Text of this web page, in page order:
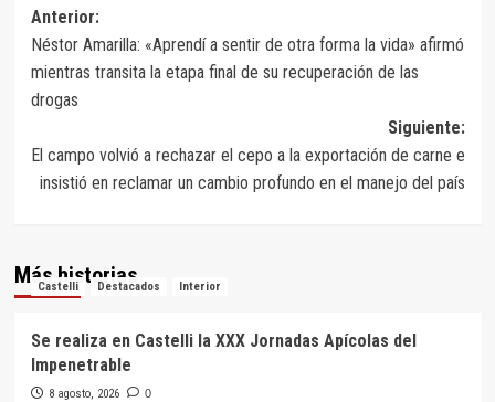
Navegación
de
entradas
Anterior:
Néstor Amarilla: «Aprendí a sentir de otra forma la vida» afirmó
mientras transita la etapa final de su recuperación de las
drogas
Siguiente:
El campo volvió a rechazar el cepo a la exportación de carne e
insistió en reclamar un cambio profundo en el manejo del país
Más historias
Castelli Destacados Interior
Se realiza en Castelli la XXX Jornadas Apícolas del
Impenetrable
8 agosto, 2026 0